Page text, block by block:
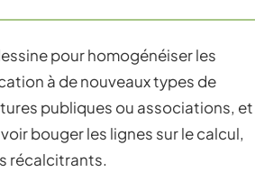
pour homogénéiser les
à de nouveaux types de
publiques ou associations, et
bouger les lignes sur le calcul,
récalcitrants.